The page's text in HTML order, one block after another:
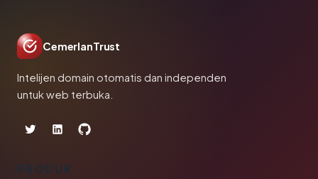
CemerlanTrust
Intelijen domain otomatis dan independen
untuk web terbuka.
PRODUK